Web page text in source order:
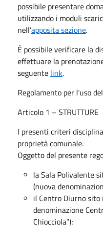
possibile presentare
utilizzando i moduli
nell’apposita sezione.
È possibile verificare la
effettuare la
seguente link.
Regolamento per l'uso
Articolo 1 – STRUTTURE
I presenti criteri
proprietà comunale.
Oggetto del presente
la Sala Polivalente
(nuova
il Centro Diurno sito
denominazione
Chiocciola”);